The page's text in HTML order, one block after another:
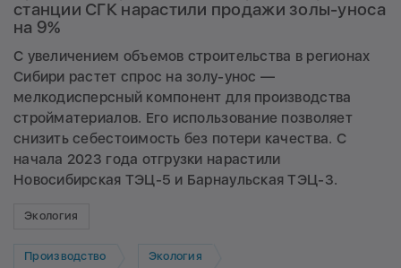
станции СГК нарастили продажи золы-уноса
на 9%
С увеличением объемов строительства в регионах
Сибири растет спрос на золу-унос —
мелкодисперсный компонент для производства
стройматериалов. Его использование позволяет
снизить себестоимость без потери качества. С
начала 2023 года отгрузки нарастили
Новосибирская ТЭЦ-5 и Барнаульская ТЭЦ-3.
Экология
Производство Экология